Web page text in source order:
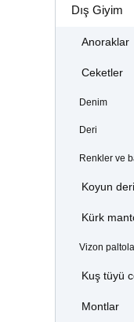
Dış Giyim
Anoraklar
Ceketler
Denim
Deri
Renkler ve
Koyun
Kürk
Vizon
Kuş tüyü
Montlar